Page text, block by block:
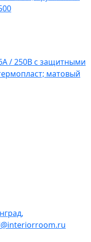
/ 250В с защитными
матовый